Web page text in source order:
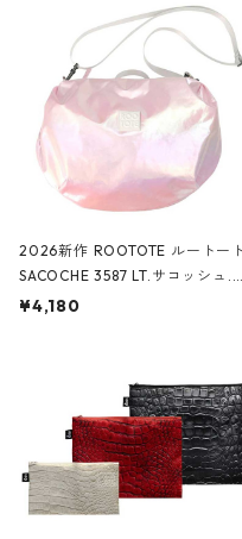
2026新作 ROOTOTE ルートート
SACOCHE 3587 LT.サコッシュ.ル
ミエ-B ショルダーバッグ グロス
¥4,180